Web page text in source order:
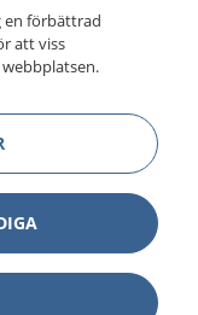
Visa
Visa
en förbättrad
att viss